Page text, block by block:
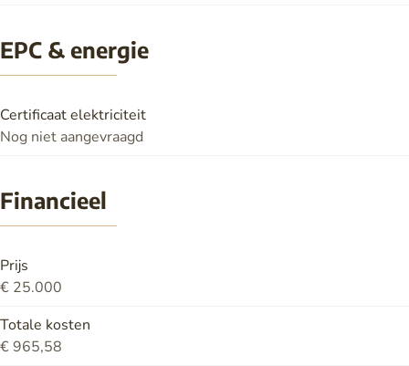
EPC & energie
Certificaat elektriciteit
Nog niet aangevraagd
Financieel
Prijs
€ 25.000
Totale kosten
€ 965,58